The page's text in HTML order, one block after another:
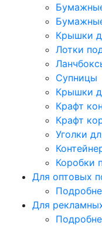
Крышки
Лотки
Супницы
Крышки
Крафт
Крафт
Уголки
Коробки
Для оптовых
Для